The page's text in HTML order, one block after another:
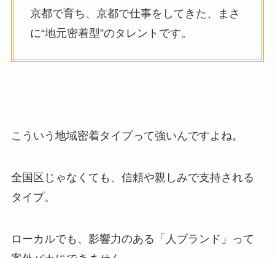
京都で育ち、京都で仕事をしてきた、まさ
に“地元密着型”のタレントです。
こういう地域密着タイプって強いんですよね。
全国区じゃなくても、信頼や親しみで支持される
タイプ。
ローカルでも、影響力のある「人ブランド」って